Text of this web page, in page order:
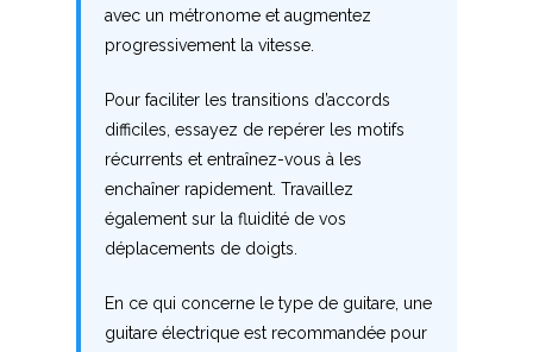
avec un métronome et augmentez
progressivement la vitesse.
Pour faciliter les transitions d’accords
difficiles, essayez de repérer les motifs
récurrents et entraînez-vous à les
enchaîner rapidement. Travaillez
également sur la fluidité de vos
déplacements de doigts.
En ce qui concerne le type de guitare, une
guitare électrique est recommandée pour